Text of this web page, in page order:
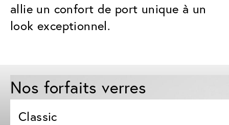
allie un confort de port unique à un
look exceptionnel.
Nos forfaits verres
Classic